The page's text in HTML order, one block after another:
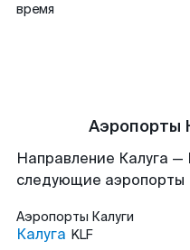
время
Аэропорты
Направление Калуга
следующие аэропорты
Аэропорты Калуги
Калуга KLF